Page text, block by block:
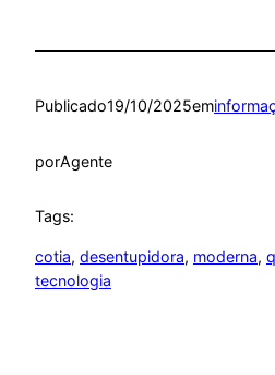
Publicado19/10/2025em
porAgente
Tags:
cotia, desentupidora, moderna,
tecnologia